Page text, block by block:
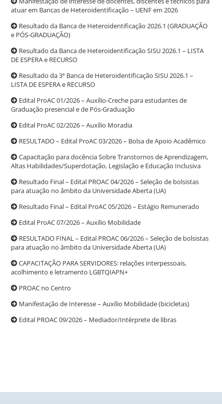
atuar em Bancas de Heteroidentificação – UENF em 2026
Resultado da Banca de Heteroidentificação 2026.1 (GRADUAÇÃO
e PÓS-GRADUAÇÃO)
Resultado da Banca de Heteroidentificação SISU 2026.1 – LISTA
DE ESPERA e RECURSO
Resultado da 3ª Banca de Heteroidentificação SISU 2026.1 –
LISTA DE ESPERA e RECURSO
Edital ProAC 01/2026 – Auxílio-Creche para estudantes de
Graduação presencial e de Pós-Graduação
Edital ProAC 02/2026 – Auxílio Moradia
RESULTADO – Edital ProAC 03/2026 – Bolsa de Apoio Acadêmico
Capacitação para docência Sobre Transtornos de Aprendizagem,
Altas Habilidades/Superdotação, Legislação e Educação Inclusiva
Resultado Final – Edital PROAC 04/2026 – Seleção de bolsistas
para atuação no âmbito da Universidade Aberta (UA)
Resultado Final – Edital ProAC 05/2026 – Estágio Remunerado
Edital ProAC 07/2026 – Auxílio Mobilidade
RESULTADO FINAL – Edital PROAC 06/2026 – Seleção de bolsistas
para atuação no âmbito da Universidade Aberta (UA)
CAPACITAÇÃO PARA SERVIDORES: relações interpessoais,
acolhimento e letramento LGBTQIAPN+
PROAC no Centro
Manifestação de Interesse – Auxílio Mobilidade (bicicletas)
Edital PROAC 09/2026 – Mediador/Intérprete de libras